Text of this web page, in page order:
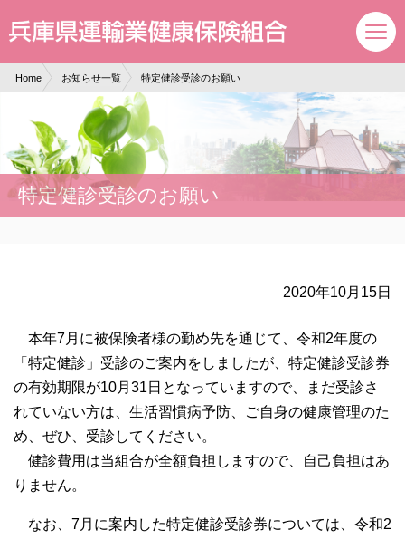
Home お知らせ一覧 特定健診受診のお願い
特定健診受診のお願い
2020年10月15日
本年7月に被保険者様の勤め先を通じて、令和2年度の
「特定健診」受診のご案内をしましたが、特定健診受診券
の有効期限が10月31日となっていますので、まだ受診さ
れていない方は、生活習慣病予防、ご自身の健康管理のた
め、ぜひ、受診してください。
健診費用は当組合が全額負担しますので、自己負担はあ
りません。
なお、7月に案内した特定健診受診券については、令和2